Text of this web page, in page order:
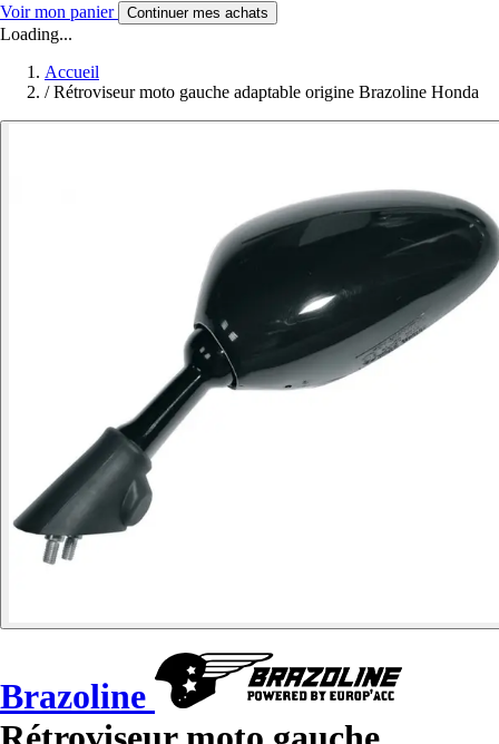
Voir mon panier Continuer mes achats
Loading...
Accueil
/ Rétroviseur moto gauche adaptable origine Brazoline Honda
Brazoline